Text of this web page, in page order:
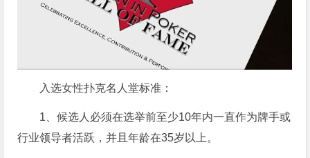
入选女性扑克名人堂标准：
1、候选人必须在选举前至少10年内一直作为牌手或
行业领导者活跃，并且年龄在35岁以上。